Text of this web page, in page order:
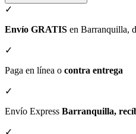
✓
Envío GRATIS en Barranquilla,
✓
Paga en línea o contra entrega
✓
Envío Express Barranquilla,